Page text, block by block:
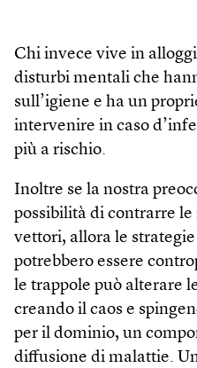
Chi invece vive in
disturbi mentali che
sull’igiene e ha un
intervenire in caso
più a rischio.
Inoltre se la nostra
possibilità di contrarre
vettori, allora le
potrebbero essere
le trappole può alterare
creando il caos e
per il dominio, un
diffusione di malattie.